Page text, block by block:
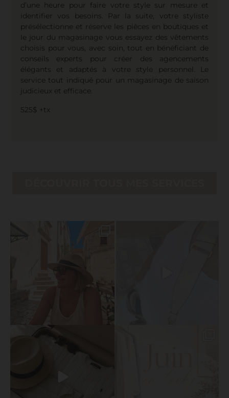
d’une heure pour faire votre style sur mesure et
identifier vos besoins. Par la suite, votre styliste
présélectionne et réserve les pièces en boutiques et
le jour du magasinage vous essayez des vêtements
choisis pour vous, avec soin, tout en bénéficiant de
conseils experts pour créer des agencements
élégants et adaptés à votre style personnel. Le
service tout indiqué pour un magasinage de saison
judicieux et efficace.
525$ +tx